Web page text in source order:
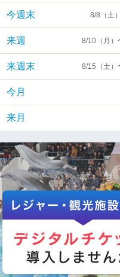
今週末 8/8（土
来週 8/10（月）
来週末 8/15（土）
今月
来月